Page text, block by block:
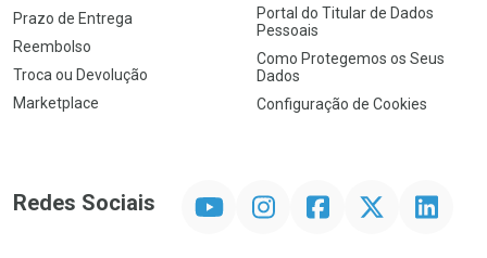
Prazo de Entrega
Reembolso
Troca ou Devolução
Marketplace
Portal do Titular de Dados
Pessoais
Como Protegemos os Seus
Dados
Configuração de Cookies
Redes Sociais InstagramFacebookTwitter Linkedin